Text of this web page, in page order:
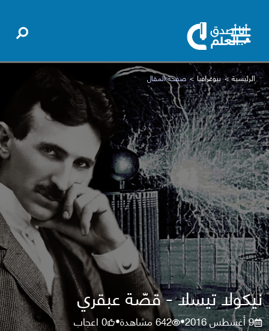
الرئيسية بيوغرافيا صفحة المقال
نيكولا تيسلا - قصّة عبقري
9 أغسطس 2016 •
642مشاهدة•
0اعجاب